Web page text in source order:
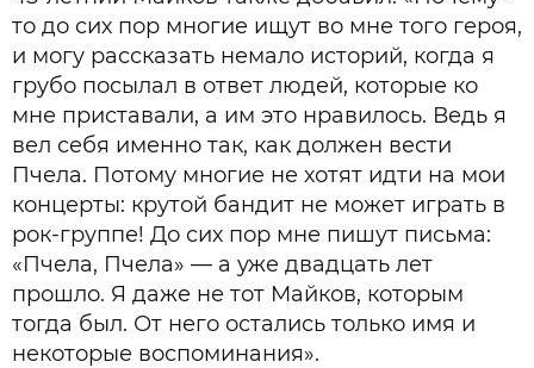
то до сих пор многие ищут во мне того героя,
и могу рассказать немало историй, когда я
грубо посылал в ответ людей, которые ко
мне приставали, а им это нравилось. Ведь я
вел себя именно так, как должен вести
Пчела. Потому многие не хотят идти на мои
концерты: крутой бандит не может играть в
рок-­группе! До сих пор мне пишут письма:
«Пчела, Пчела» — а уже двадцать лет
прошло. Я даже не тот Майков, которым
тогда был. От него остались только имя и
некоторые воспоминания».